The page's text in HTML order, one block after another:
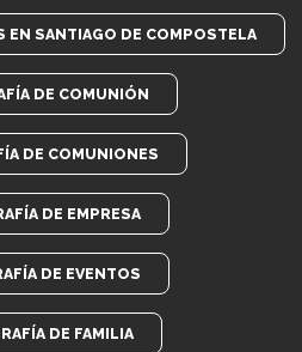
EN SANTIAGO DE COMPOSTELA
DE COMUNIÓN
DE COMUNIONES
DE EMPRESA
DE EVENTOS
DE FAMILIA